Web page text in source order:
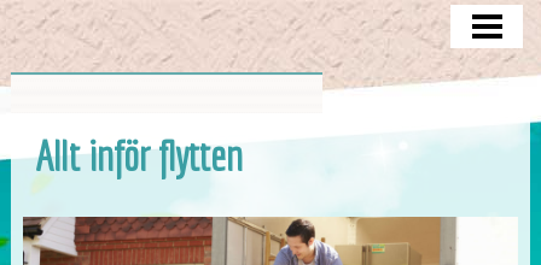
ATT TÄNKA PÅ
MAGASINERING
FLYTTEN
BLOGG
Allt inför flytten